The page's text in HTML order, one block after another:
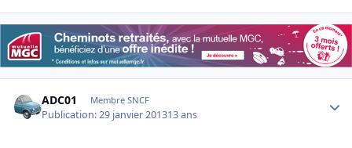
ADC01 Membre SNCF
Publication:29 janvier 201313 ans